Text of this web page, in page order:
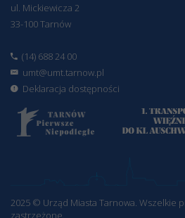
ul. Mickiewicza 2
33-100 Tarnów
(14) 688 24 00
umt@umt.tarnow.pl
Deklaracja dostępności
2025 © Urząd Miasta Tarnowa. Wszelkie
zastrzeżone.